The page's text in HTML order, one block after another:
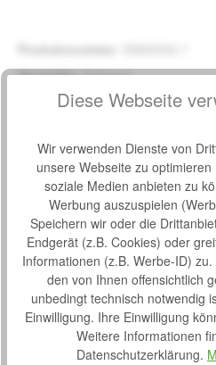
Produktnummer:
Hersteller:Kubivent
Hersteller-Nr.: CVM102-05
Beschreibung
Kubivent Convenia -
viskoelastische Schaumstoff bei
Matratze Convenia rea…Mehr
Eigenschaften
Bewertungen
Diese Webseite
Wir verwenden Dienste von
unsere Webseite zu
soziale Medien anbieten zu
Werbung auszuspielen
Speichern wir oder die
Endgerät (z.B. Cookies) oder
Informationen (z.B. Werbe-ID)
den von Ihnen offensichtlich
unbedingt technisch notwendig
Einwilligung. Ihre Einwilligung
Weitere Informationen
Datenschutzerklärung.